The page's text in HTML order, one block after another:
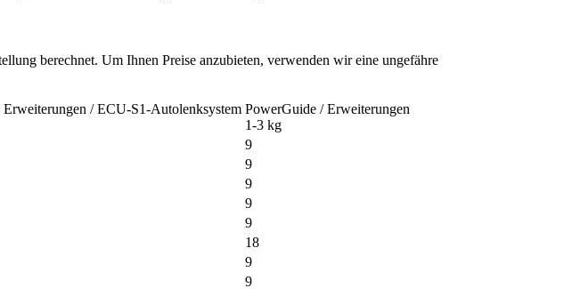
berechnet. Um Ihnen Preise anzubieten, verwenden wir eine ungefähre
/ ECU-S1-Autolenksystem PowerGuide / Erweiterungen
1-3 kg
9
9
9
9
9
18
9
9